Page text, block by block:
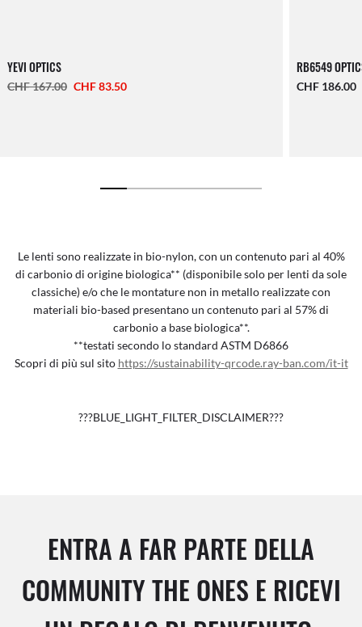
YEVI OPTICS
CHF 167.00 CHF 83.50
RB6549
CHF 186.00
Le lenti sono realizzate in bio-nylon, con un contenuto pari al 40%
di carbonio di origine biologica** (disponibile solo per lenti da sole
classiche) e/o che le montature non in metallo realizzate con
materiali bio-based presentano un contenuto pari al 57% di
carbonio a base biologica**.
**testati secondo lo standard ASTM D6866
Scopri di più sul sito https://sustainability-qrcode.ray-ban.com/it-it
???BLUE_LIGHT_FILTER_DISCLAIMER???
ENTRA A FAR PARTE DELLA
COMMUNITY THE ONES E RICEVI